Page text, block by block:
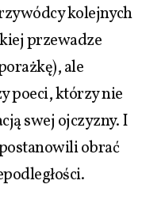
kolejnych
przewadze
ale
poeci, którzy nie
swej ojczyzny. I
obrać